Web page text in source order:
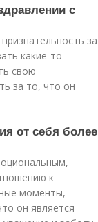
с
за
какие-то
свою
за то, что он
от себя более
к
моменты,
он является